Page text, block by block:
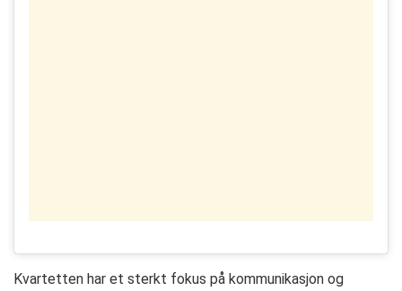
Kvartetten har et sterkt fokus på kommunikasjon og